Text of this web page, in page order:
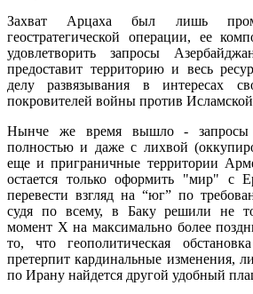
Захват Арцаха был лишь
геостратегической операции, ее
удовлетворить запросы
предоставит территорию и весь
делу развязывания в интересах
покровителей войны против
Нынче же время вышло - запросы
полностью и даже с лихвой
еще и приграничные территории
остается только оформить "мир" с
перевести взгляд на “юг” по
судя по всему, в Баку решили не
мoмент X на максимально более
то, что геополитическая
претерпит кардинальные изменения,
по Ирану найдется другой удобный